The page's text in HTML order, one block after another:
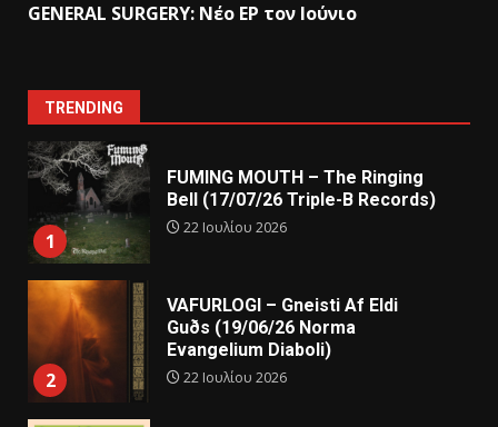
GENERAL SURGERY: Νέο EP τον Ιούνιο
TRENDING
1
FUMING MOUTH – The Ringing
Bell (17/07/26 Triple-B Records)
22 Ιουλίου 2026
2
VAFURLOGI – Gneisti Af Eldi
Guðs (19/06/26 Norma
Evangelium Diaboli)
22 Ιουλίου 2026